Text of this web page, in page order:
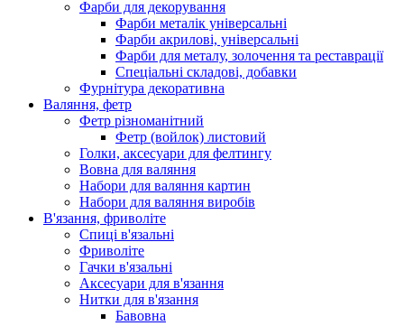
Фарби для декорування
Фарби металік універсальні
Фарби акрилові, універсальні
Фарби для металу, золочення та реставрації
Спеціальні складові, добавки
Фурнітура декоративна
Валяння, фетр
Фетр різноманітний
Фетр (войлок) листовий
Голки, аксесуари для фелтингу
Вовна для валяння
Набори для валяння картин
Набори для валяння виробів
В'язання, фриволіте
Спиці в'язальні
Фриволіте
Гачки в'язальні
Аксесуари для в'язання
Нитки для в'язання
Бавовна